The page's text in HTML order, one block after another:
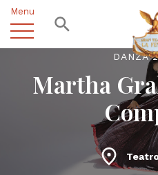
Menu
DANZA
Martha